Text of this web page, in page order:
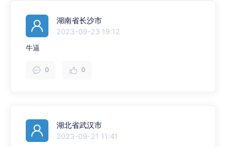
湖南省长沙市
2023-09-23 19:12
牛逼
0 0
湖北省武汉市
2023-09-21 11:41